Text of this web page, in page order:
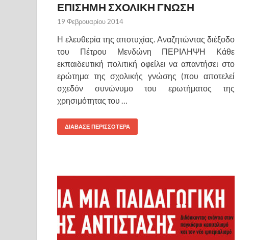
ΕΠΙΣΗΜΗ ΣΧΟΛΙΚΗ ΓΝΩΣΗ
19 Φεβρουαρίου 2014
Η ελευθερία της αποτυχίας. Αναζητώντας διέξοδο
του Πέτρου Μενδώνη ΠΕΡΙΛΗΨΗ Κάθε
εκπαιδευτική πολιτική οφείλει να απαντήσει στο
ερώτημα της σχολικής γνώσης (που αποτελεί
σχεδόν συνώνυμο του ερωτήματος της
χρησιμότητας του …
ΔΙΑΒΑΣΕ ΠΕΡΙΣΣΟΤΕΡΑ